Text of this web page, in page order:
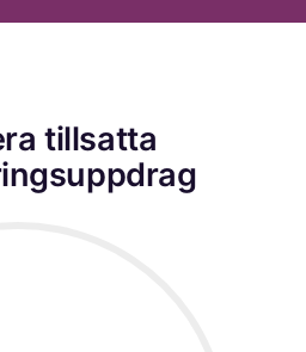
tillsatta